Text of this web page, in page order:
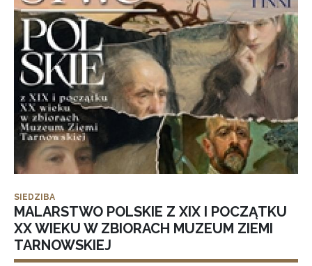
SIEDZIBA
MALARSTWO POLSKIE Z XIX I POCZĄTKU
XX WIEKU W ZBIORACH MUZEUM ZIEMI
TARNOWSKIEJ